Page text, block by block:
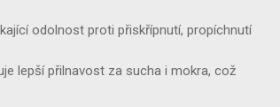
odolnost proti přiskřípnutí, propíchnutí
lepší přilnavost za sucha i mokra, což